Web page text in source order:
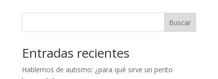
Buscar
Entradas recientes
Hablemos de autismo: ¿para qué sirve un perito